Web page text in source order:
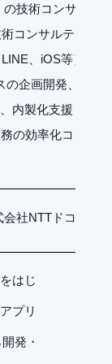
の技術コンサルテ
コンサルティン
、iOS等）の
の企画開発、導入
内製化支援
の効率化コンサ
社NTTドコモな
はじ
プリ
発・